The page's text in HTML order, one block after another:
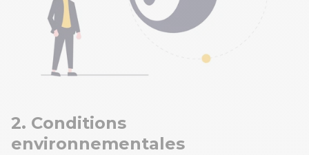
2. Conditions
environnementales